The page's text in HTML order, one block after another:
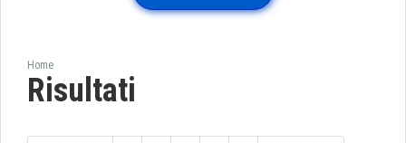
Home
Risultati